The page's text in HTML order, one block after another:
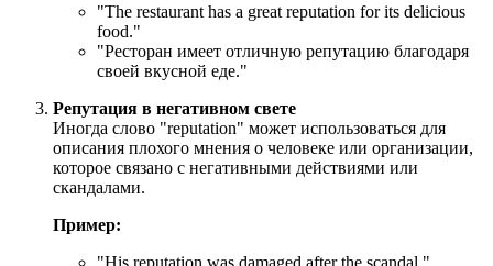
"The restaurant has a great reputation for its delicious
food."
"Ресторан имеет отличную репутацию благодаря
своей вкусной еде."
Репутация в негативном свете
Иногда слово "reputation" может использоваться для
описания плохого мнения о человеке или организации,
которое связано с негативными действиями или
скандалами.
Пример:
"His reputation was damaged after the scandal."